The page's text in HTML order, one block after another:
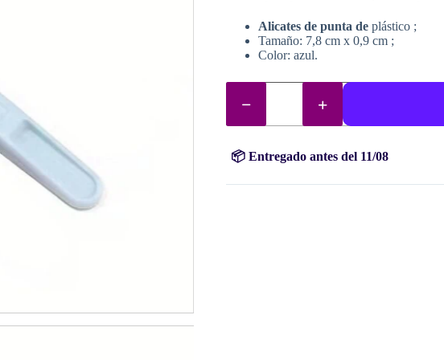
Alicates de punta deplástico ;
Tamaño: 7,8 cm x 0,9 cm ;
Color: azul.
Pinzas
para
painting
📦 Entregado antes del 11/08